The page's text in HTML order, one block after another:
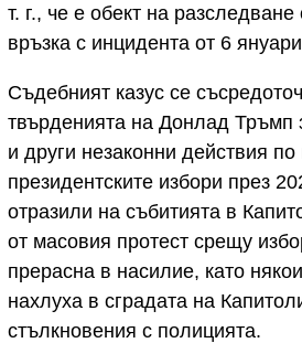
т. г., че е обект на
връзка с инцидента от 6
Съдебният казус се
твърденията на Донлад Тръмп
и други незаконни действия
президентските избори през
отразили на събитията в
от масовия протест срещу
прерасна в насилие, като
нахлуха в сградата на
стълкновения с полицията.